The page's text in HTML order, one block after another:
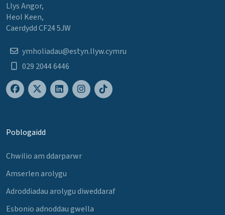
Llys Angor,
Heol Keen,
Caerdydd CF24 5JW
ymholiadau@estyn.llyw.cymru
029 2044 6446
Poblogaidd
Chwilio am ddarparwr
Amserlen arolygu
Adroddiadau arolygu diweddaraf
Esbonio adnoddau gwella